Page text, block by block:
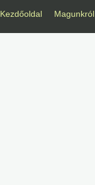
Kezdőoldal Magunkról